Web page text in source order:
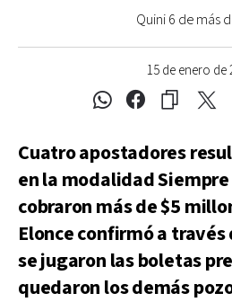
15 de enero de
Quini 6 de más
Cuatro apostadores
en la modalidad
cobraron más de $5
Elonce confirmó a través
se jugaron las boletas
quedaron los demás